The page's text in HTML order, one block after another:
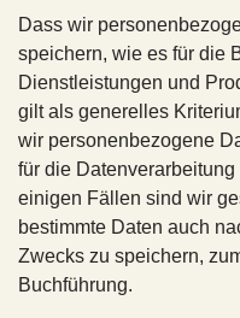
Dass wir
speichern, wie es für die
Dienstleistungen und
gilt als generelles
wir personenbezogene
für die
einigen Fällen sind wir
bestimmte Daten auch
Zwecks zu speichern,
Buchführung.